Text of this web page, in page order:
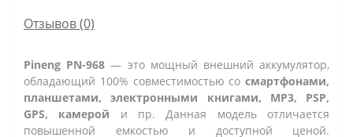
Отзывов (0)
Pineng PN-968 — это мощный внешний аккумулятор,
обладающий 100% совместимостью со смартфонами,
планшетами, электронными книгами, MP3, PSP,
GPS, камерой и пр. Данная модель отличается
повышенной емкостью и доступной ценой.